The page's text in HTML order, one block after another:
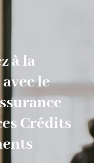
à la
le
Crédits